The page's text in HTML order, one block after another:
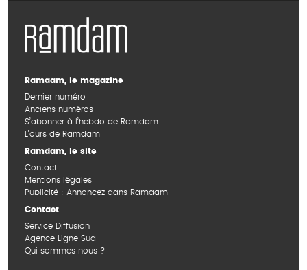
Ramdam, le magazine
Dernier numéro
Anciens numéros
S’abonner à l’hebdo de Ramdam
L’ours de Ramdam
Ramdam, le site
Contact
Mentions légales
Publicité : Annoncez dans Ramdam
Contact
Service Diffusion
Agence Ligne Sud
Qui sommes nous ?